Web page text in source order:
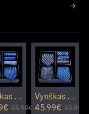
Vyriškas rinkinys R03
55.99€
Vyriškas rinkinys R04
45.99€ 55.99€